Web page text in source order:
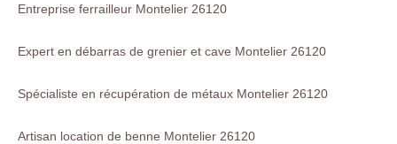
Entreprise ferrailleur Montelier 26120
Expert en débarras de grenier et cave Montelier 26120
Spécialiste en récupération de métaux Montelier 26120
Artisan location de benne Montelier 26120